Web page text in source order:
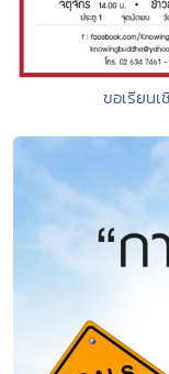
ขอเรียน